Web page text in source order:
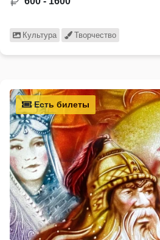
Культура Творчество
Есть билеты